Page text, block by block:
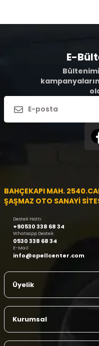
E-
BAHÇEKAPI MAH.
ŞAŞMAZ OTO SANAYİ
Destek Hattı
+90530 338 68 34
Whatsapp Destek
0530 338 68 34
E-Mail
info@opellcenter.com
Üyelik
Kurumsal